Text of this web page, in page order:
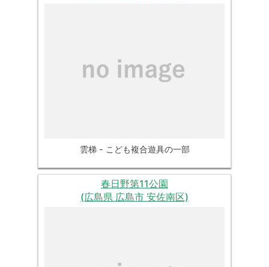
雲梯 - こども複合遊具の一部
春日野第11公園
(広島県 広島市 安佐南区)